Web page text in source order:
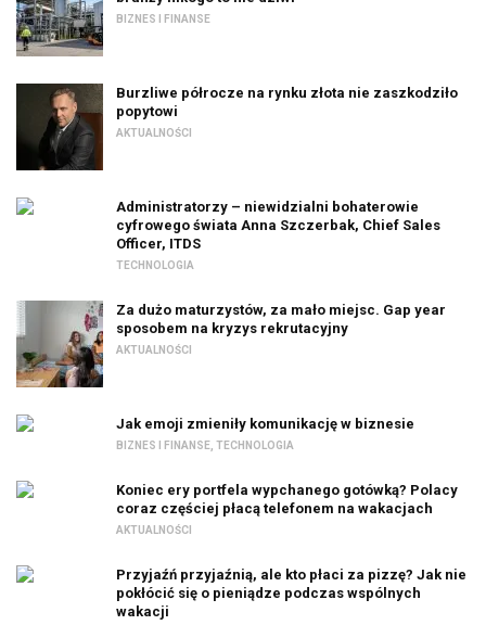
BIZNES I FINANSE
Burzliwe półrocze na rynku złota nie zaszkodziło
popytowi
AKTUALNOŚCI
Administratorzy – niewidzialni bohaterowie
cyfrowego świata Anna Szczerbak, Chief Sales
Officer, ITDS
TECHNOLOGIA
Za dużo maturzystów, za mało miejsc. Gap year
sposobem na kryzys rekrutacyjny
AKTUALNOŚCI
Jak emoji zmieniły komunikację w biznesie
BIZNES I FINANSE TECHNOLOGIA
Koniec ery portfela wypchanego gotówką? Polacy
coraz częściej płacą telefonem na wakacjach
AKTUALNOŚCI
Przyjaźń przyjaźnią, ale kto płaci za pizzę? Jak nie
pokłócić się o pieniądze podczas wspólnych
wakacji